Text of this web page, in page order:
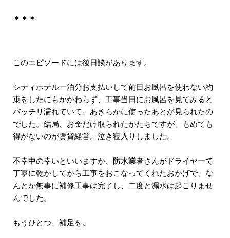
＊＊＊
このエピソードには後日談があります。
シティホテル一泊分お支払いして前日お風呂を使わない約
束をしたにもかかわらず、工事当日にお風呂を見てみると
バッチリ濡れていて、あきらかに使ったあとが見られたの
でした。結局、お金だけ取られたかたちですが、もめても
得がないのが賃貸経営。泣き寝入りしました。
不幸中の幸いといいますか、防水業者さんがドライヤーで
丁寧に乾かしてから工事をおこなってくれたおかげで、な
んとか無事に補修工事は完了し、二度と漏水は起こりませ
んでした。
もうひとつ、補足を。